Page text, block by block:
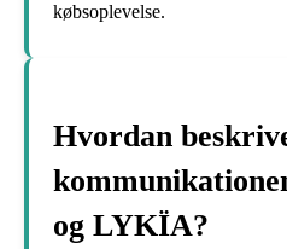
købsoplevelse.
Hvordan
og LYKÏA?